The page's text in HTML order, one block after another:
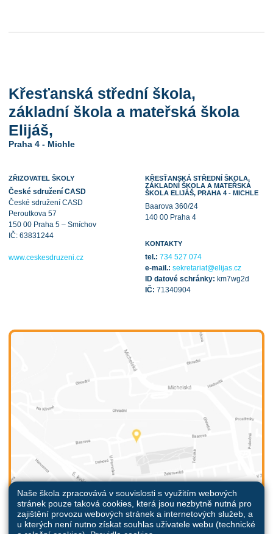
Křesťanská střední škola,
základní škola a mateřská škola
Elijáš,
Praha 4 - Michle
ZŘIZOVATEL ŠKOLY
České sdružení CASD
České sdružení CASD
Peroutkova 57
150 00 Praha 5 – Smíchov
IČ: 63831244
www.ceskesdruzeni.cz
KŘESŤANSKÁ STŘEDNÍ ŠKOLA,
ZÁKLADNÍ ŠKOLA A MATEŘSKÁ
ŠKOLA ELIJÁŠ, PRAHA 4 - MICHLE
Baarova 360/24
140 00 Praha 4
KONTAKTY
tel.: 734 527 074
e-mail.: sekretariat@elijas.cz
ID datové schránky: km7wg2d
IČ: 71340904
Naše škola zpracovává v souvislosti s využitím webových
stránek pouze taková cookies, která jsou nezbytně nutná pro
zajištění provozu webových stránek a internetových služeb, a
u kterých není nutno získat souhlas uživatele webu (technické